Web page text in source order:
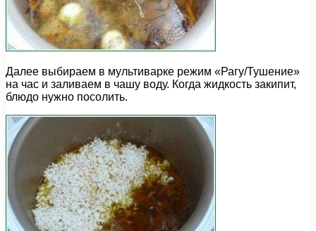
Далее выбираем в мультиварке режим «Рагу/Тушение»
на час и заливаем в чашу воду. Когда жидкость закипит,
блюдо нужно посолить.